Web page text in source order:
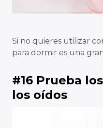
Si no quieres utilizar
para dormir es una
#16 Prueba
los oídos